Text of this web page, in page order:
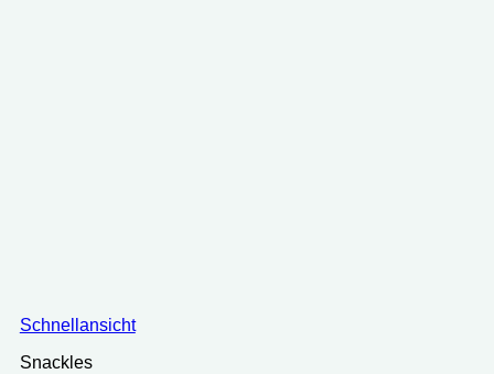
Schnellansicht
Snackles